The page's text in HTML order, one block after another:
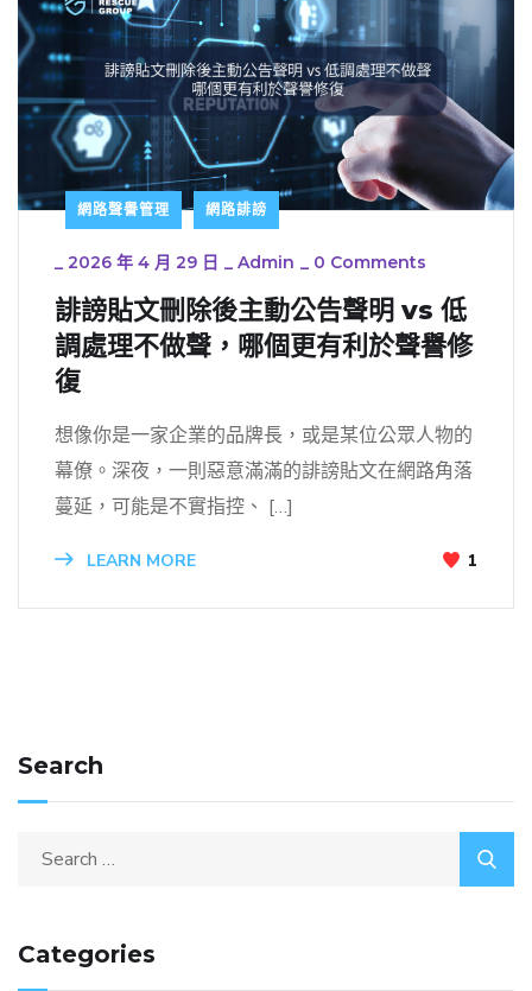
網路聲譽管理 網路誹謗
_ 2026 年 4 月 29 日 _ Admin _ 0 Comments
誹謗貼文刪除後主動公告聲明 vs 低
調處理不做聲，哪個更有利於聲譽修
復
想像你是一家企業的品牌長，或是某位公眾人物的
幕僚。深夜，一則惡意滿滿的誹謗貼文在網路角落
蔓延，可能是不實指控、 […]
LEARN MORE 1
Search
Categories